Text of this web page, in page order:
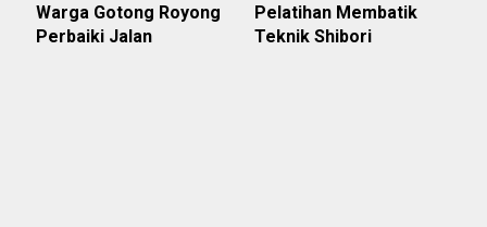
Warga Gotong Royong
Perbaiki Jalan
Pelatihan Membatik
Teknik Shibori